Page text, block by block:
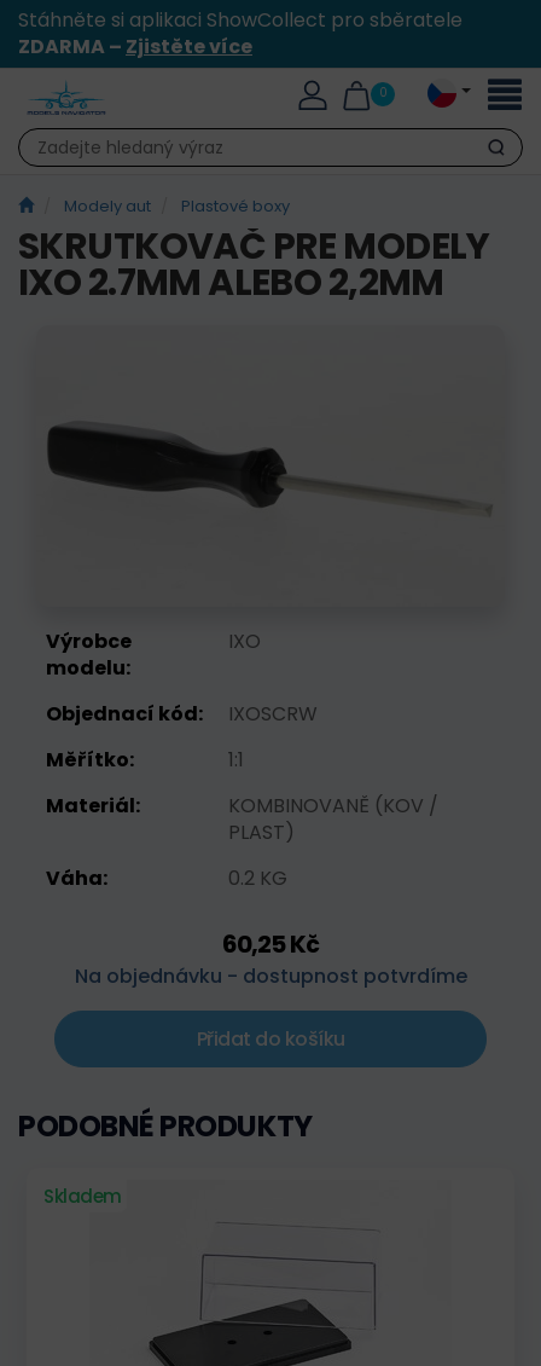
Stáhněte si aplikaci ShowCollect pro sběratele
ZDARMA – Zjistěte více
0
Hledat
Modely aut Plastové boxy
SKRUTKOVAČ PRE MODELY
IXO 2.7MM ALEBO 2,2MM
Výrobce
modelu:
IXO
Objednací kód:
IXOSCRW
Měřítko:
1:1
Materiál:
KOMBINOVANĚ (KOV /
PLAST)
Váha:
0.2 KG
60,25 Kč
Na objednávku - dostupnost potvrdíme
Přidat do košíku
PODOBNÉ PRODUKTY
Skladem